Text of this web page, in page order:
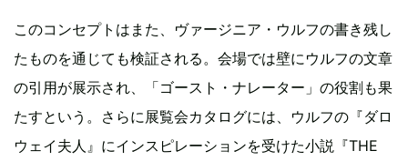
このコンセプトはまた、ヴァージニア・ウルフの書き残し
たものを通じても検証される。会場では壁にウルフの文章
の引用が展示され、「ゴースト・ナレーター」の役割も果
たすという。さらに展覧会カタログには、ウルフの『ダロ
ウェイ夫人』にインスピレーションを受けた小説『THE